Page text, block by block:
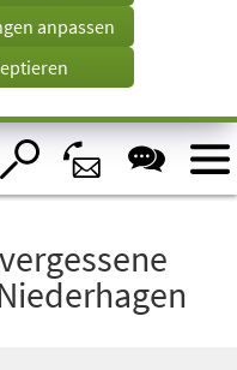
anpassen